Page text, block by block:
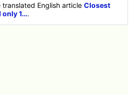
translated English articleClosest
only 1….